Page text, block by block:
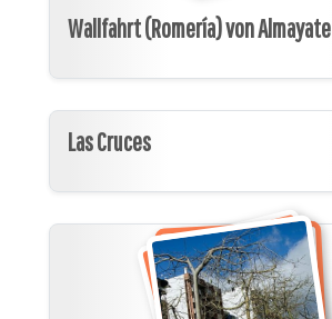
Wallfahrt (Romería) von Almayate
Las Cruces